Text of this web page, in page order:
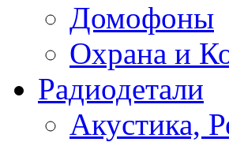
Домофоны
Охрана и
Радиодетали
Акустика,